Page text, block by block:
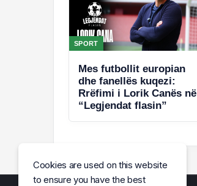
SPORT
Mes futbollit europian
dhe fanellës kuqezi:
Rrëfimi i Lorik Canës në
“Legjendat flasin”
Cookies are used on this website
to ensure you have the best